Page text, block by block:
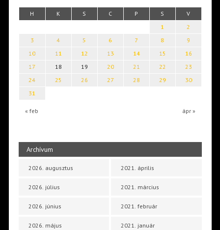
H K S C P S V
« feb ápr »
1
2
3
4 5 6 7 8
9
10
11 12 13 14 15
16
17
18 19 20 21 22
23
24
25 26 27 28 29
30
31
Archívum
2026. augusztus
2026. július
2026. június
2026. május
2021. április
2021. március
2021. február
2021. január